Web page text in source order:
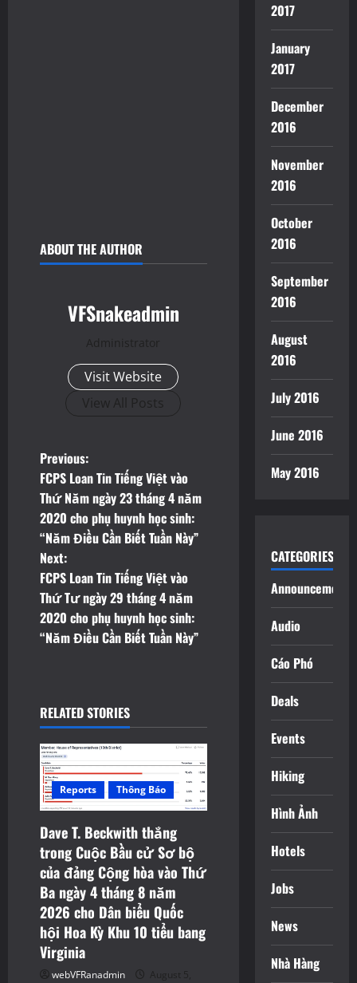
ABOUT THE AUTHOR
VFSnakeadmin
Administrator
Visit Website
View All Posts
P
o
s
t
n
a
i
g
a
t
i
o
n
Previous:
FCPS Loan Tin Tiếng Việt vào
Thứ Năm ngày 23 tháng 4 năm
2020 cho phụ huynh học sinh:
“Năm Điều Cần Biết Tuần Này”
Next:
FCPS Loan Tin Tiếng Việt vào
Thứ Tư ngày 29 tháng 4 năm
2020 cho phụ huynh học sinh:
“Năm Điều Cần Biết Tuần Này”
RELATED STORIES
Reports Thông Báo
Dave T. Beckwith thắng
trong Cuộc Bầu cử Sơ bộ
của đảng Cộng hòa vào Thứ
Ba ngày 4 tháng 8 năm
2026 cho Dân biểu Quốc
hội Hoa Kỳ Khu 10 tiểu bang
Virginia
webVFRanadmin
August 5,
2017
January
2017
December
2016
November
2016
October
2016
September
2016
August
2016
July 2016
June 2016
May 2016
CATEGORIES
Announcements
Audio
Cáo Phó
Deals
Events
Hiking
Hình Ảnh
Hotels
Jobs
News
Nhà Hàng